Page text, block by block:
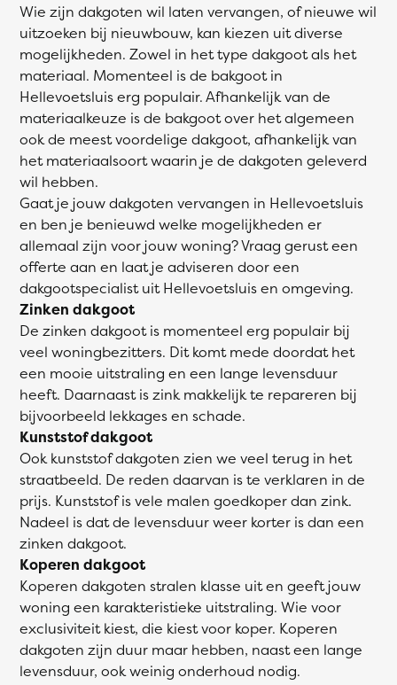
Wie zijn dakgoten wil laten vervangen, of nieuwe wil
uitzoeken bij nieuwbouw, kan kiezen uit diverse
mogelijkheden. Zowel in het type dakgoot als het
materiaal. Momenteel is de bakgoot in
Hellevoetsluis erg populair. Afhankelijk van de
materiaalkeuze is de bakgoot over het algemeen
ook de meest voordelige dakgoot, afhankelijk van
het materiaalsoort waarin je de dakgoten geleverd
wil hebben.
Gaat je jouw dakgoten vervangen in Hellevoetsluis
en ben je benieuwd welke mogelijkheden er
allemaal zijn voor jouw woning? Vraag gerust een
offerte aan en laat je adviseren door een
dakgootspecialist uit Hellevoetsluis en omgeving.
Zinken dakgoot
De zinken dakgoot is momenteel erg populair bij
veel woningbezitters. Dit komt mede doordat het
een mooie uitstraling en een lange levensduur
heeft. Daarnaast is zink makkelijk te repareren bij
bijvoorbeeld lekkages en schade.
Kunststof dakgoot
Ook kunststof dakgoten zien we veel terug in het
straatbeeld. De reden daarvan is te verklaren in de
prijs. Kunststof is vele malen goedkoper dan zink.
Nadeel is dat de levensduur weer korter is dan een
zinken dakgoot.
Koperen dakgoot
Koperen dakgoten stralen klasse uit en geeft jouw
woning een karakteristieke uitstraling. Wie voor
exclusiviteit kiest, die kiest voor koper. Koperen
dakgoten zijn duur maar hebben, naast een lange
levensduur, ook weinig onderhoud nodig.